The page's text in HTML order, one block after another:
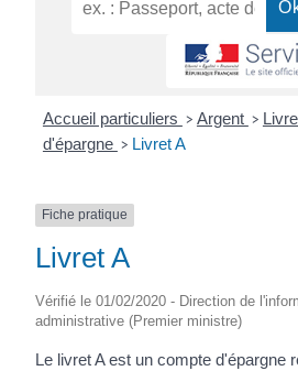
Accueil particuliers > Argent >
d'épargne > Livret A
Fiche pratique
Livret A
Vérifié le 01/02/2020 - Direction de
administrative (Premier ministre)
Le livret A est un compte d'épargne